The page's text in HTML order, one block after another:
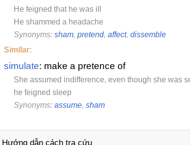
He feigned that he was ill
He shammed a headache
Synonyms: sham, pretend, affect, dissemble
Similar:
simulate: make a pretence of
She assumed indifference, even though she was
he feigned sleep
Synonyms: assume, sham
Hướng dẫn cách tra cứu